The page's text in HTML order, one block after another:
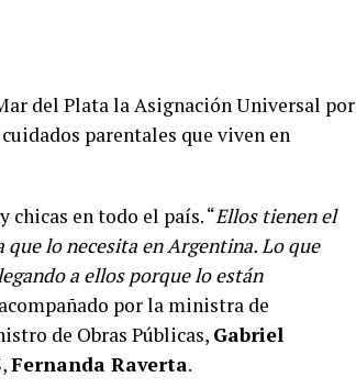
envió una carta al mandatario
jurídicos y políticos que
dirigente Milagro Sala, ex
circunstancias que definen el caso
permanente”.
al presidente poder disponer y ordenar
de Milagro, en diálogo conRadio
del Plata la Asignación Universal por
parentales que viven en
en todo el país. “Ellos tienen el
lo necesita en Argentina. Lo que
a ellos porque lo están
por la ministra de
de Obras Públicas, Gabriel
Fernanda Raverta.